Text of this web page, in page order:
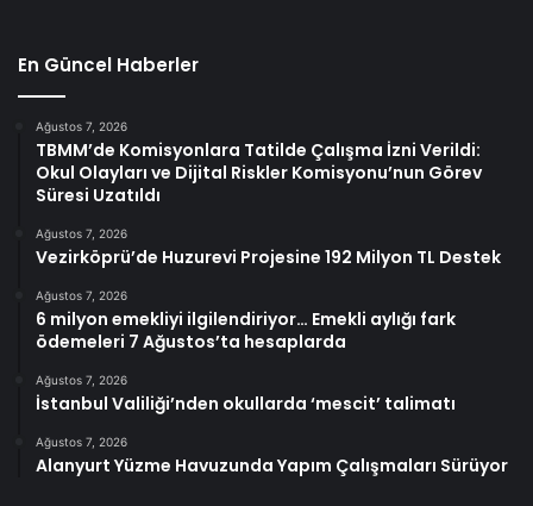
En Güncel Haberler
Ağustos 7, 2026
TBMM’de Komisyonlara Tatilde Çalışma İzni Verildi:
Okul Olayları ve Dijital Riskler Komisyonu’nun Görev
Süresi Uzatıldı
Ağustos 7, 2026
Vezirköprü’de Huzurevi Projesine 192 Milyon TL Destek
Ağustos 7, 2026
6 milyon emekliyi ilgilendiriyor… Emekli aylığı fark
ödemeleri 7 Ağustos’ta hesaplarda
Ağustos 7, 2026
İstanbul Valiliği’nden okullarda ‘mescit’ talimatı
Ağustos 7, 2026
Alanyurt Yüzme Havuzunda Yapım Çalışmaları Sürüyor